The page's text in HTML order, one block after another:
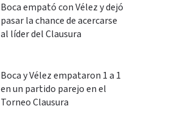
Boca empató con Vélez y dejó
pasar la chance de acercarse
al líder del Clausura
Boca y Vélez empataron 1 a 1
en un partido parejo en el
Torneo Clausura